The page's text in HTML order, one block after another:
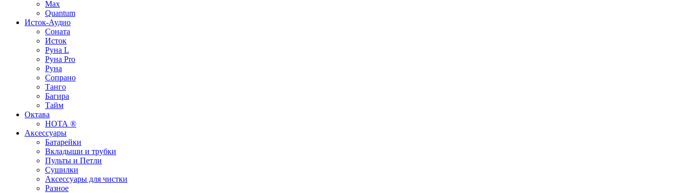
Max
Quantum
Исток-Аудио
Соната
Исток
Руна L
Руна Pro
Руна
Сопрано
Танго
Багира
Тайм
Октава
НОТА ®
Аксессуары
Батарейки
Вкладыши и трубки
Пульты и Петли
Сушилки
Аксессуары для чистки
Разное